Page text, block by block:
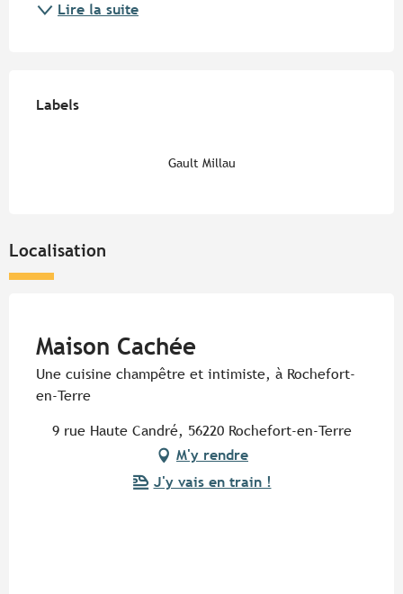
Lire la suite
Labels
Labels
Gault Millau
Localisation
Maison Cachée
Une cuisine champêtre et intimiste, à Rochefort-
en-Terre
9 rue Haute Candré, 56220 Rochefort-en-Terre
M'y rendre
J'y vais en train !